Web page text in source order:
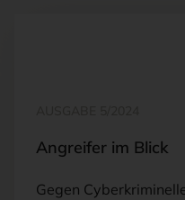
Angreifer im Blick
Gegen